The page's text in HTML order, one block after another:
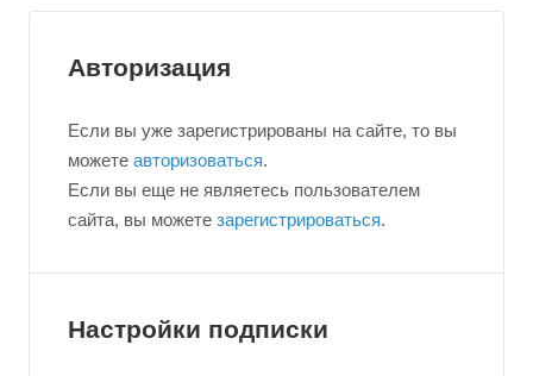
Авторизация
Если вы уже зарегистрированы на сайте, то вы
можете авторизоваться.
Если вы еще не являетесь пользователем
сайта, вы можете зарегистрироваться.
Настройки подписки